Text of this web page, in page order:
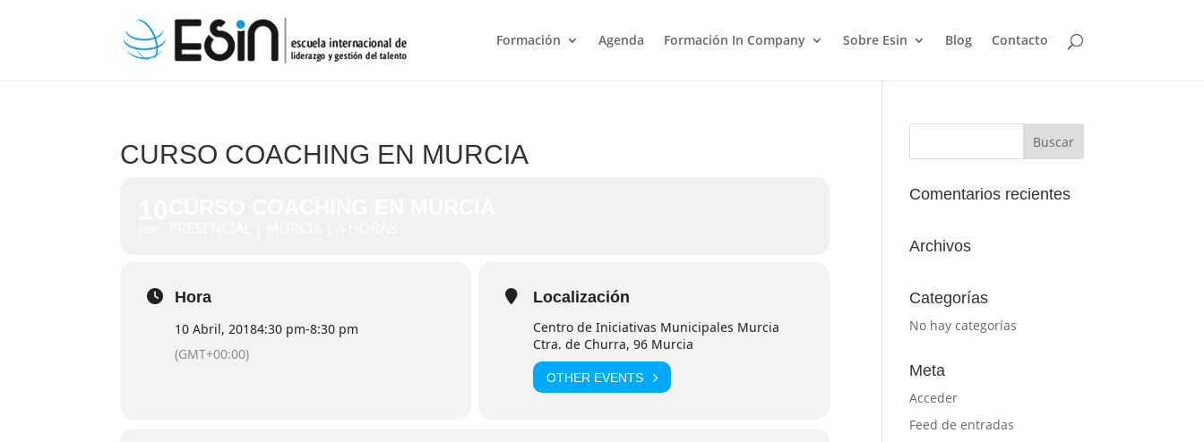
Formación Agenda Formación In Company Sobre Esin Blog Contacto
CURSO COACHING EN MURCIA
Hora
10 Abril, 20184:30 pm-8:30 pm
(GMT+00:00)
Localización
Centro de Iniciativas Municipales Murcia
Ctra. de Churra, 96 Murcia
OTHER EVENTS
Comentarios recientes
Archivos
Categorías
No hay categorías
Meta
Acceder
Feed de entradas